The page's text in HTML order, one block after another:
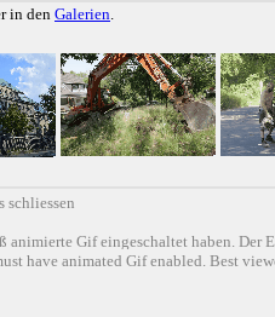
in den Galerien.
schliessen
animierte Gif eingeschaltet haben. Der
have animated Gif enabled. Best